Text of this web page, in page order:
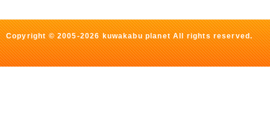
Copyright © 2005-2026 kuwakabu planet All rights reserved.